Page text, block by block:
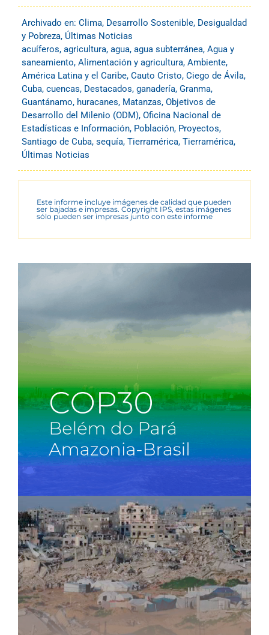
Archivado en: Clima, Desarrollo Sostenible, Desigualdad
y Pobreza, Últimas Noticias
acuíferos, agricultura, agua, agua subterránea, Agua y
saneamiento, Alimentación y agricultura, Ambiente,
América Latina y el Caribe, Cauto Cristo, Ciego de Ávila,
Cuba, cuencas, Destacados, ganadería, Granma,
Guantánamo, huracanes, Matanzas, Objetivos de
Desarrollo del Milenio (ODM), Oficina Nacional de
Estadísticas e Información, Población, Proyectos,
Santiago de Cuba, sequía, Tierramérica, Tierramérica,
Últimas Noticias
Este informe incluye imágenes de calidad que pueden
ser bajadas e impresas. Copyright IPS, estas imágenes
sólo pueden ser impresas junto con este informe